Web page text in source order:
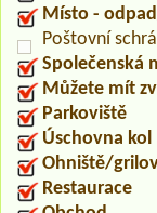
Místo -
Poštovní
Společenská
Můžete mít
Parkoviště
Úschovna kol
Ohniště/
Restaurace